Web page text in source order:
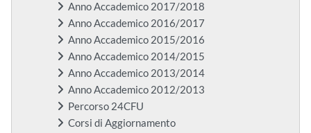
Anno Accademico 2017/2018
Anno Accademico 2016/2017
Anno Accademico 2015/2016
Anno Accademico 2014/2015
Anno Accademico 2013/2014
Anno Accademico 2012/2013
Percorso 24CFU
Corsi di Aggiornamento